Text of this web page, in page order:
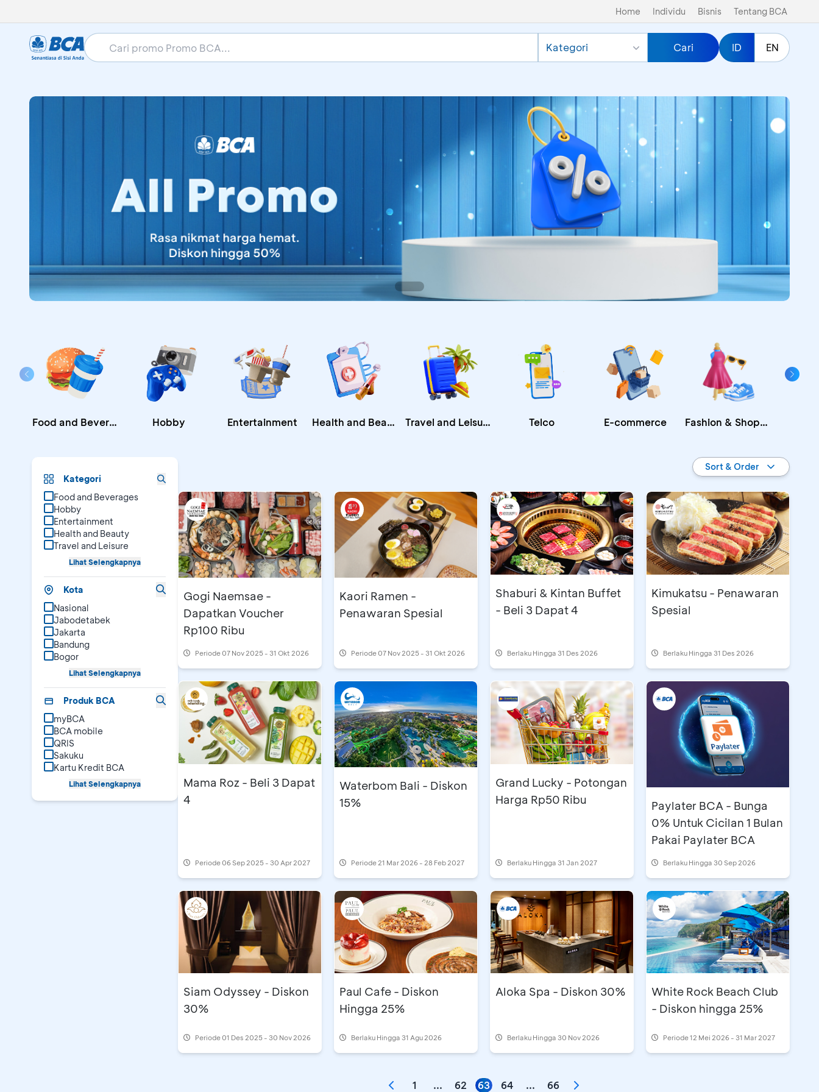
Home Individu Bisnis Tentang BCA
Kategori Cari ID EN
Food and Beverages Hobby Entertainment Health and Beauty Travel and Leisure Telco E-commerce Fashion & Shopping
Kategori
Food and Beverages
Hobby
Entertainment
Health and Beauty
Travel and Leisure
Lihat Selengkapnya
Kota
Nasional
Jabodetabek
Jakarta
Bandung
Bogor
Lihat Selengkapnya
Produk BCA
myBCA
BCA mobile
QRIS
Sakuku
Kartu Kredit BCA
Lihat Selengkapnya
Sort & Order
Gogi Naemsae -
Dapatkan Voucher
Rp100 Ribu
Periode07 Nov 2025 - 31 Okt 2026
Kaori Ramen -
Penawaran Spesial
Periode07 Nov 2025 - 31 Okt 2026
Shaburi & Kintan Buffet
- Beli 3 Dapat 4
Berlaku Hingga 31 Des 2026
Kimukatsu - Penawaran
Spesial
Berlaku Hingga 31 Des 2026
Mama Roz - Beli 3 Dapat
4
Periode06 Sep 2025 - 30 Apr 2027
Waterbom Bali - Diskon
15%
Periode 21 Mar 2026 - 28 Feb 2027
Grand Lucky - Potongan
Harga Rp50 Ribu
Berlaku Hingga 31 Jan 2027
Paylater BCA - Bunga
0% Untuk Cicilan 1 Bulan
Pakai Paylater BCA
Berlaku Hingga 30 Sep 2026
Siam Odyssey - Diskon
30%
Periode01 Des 2025 - 30 Nov 2026
Paul Cafe - Diskon
Hingga 25%
Berlaku Hingga 31 Agu 2026
Aloka Spa - Diskon 30%
Berlaku Hingga 30 Nov 2026
White Rock Beach Club
- Diskon hingga 25%
Periode12 Mei 2026 - 31 Mar 2027
1 ... 62 63 64 ... 66